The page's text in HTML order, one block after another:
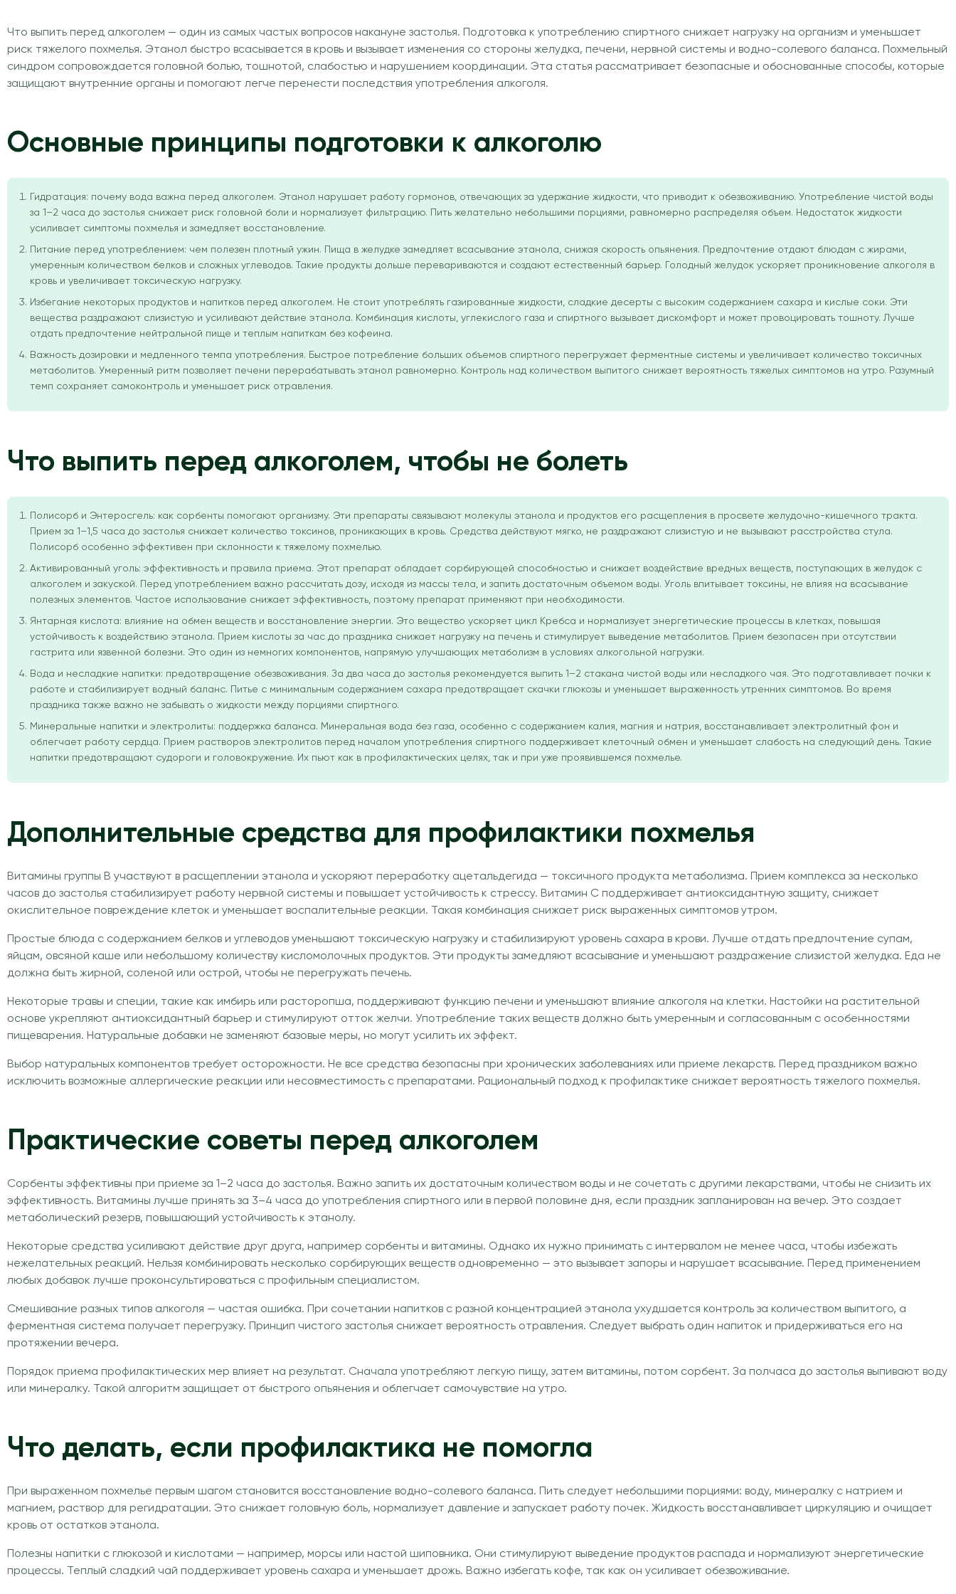
Что выпить перед алкоголем — один из самых частых вопросов накануне застолья. Подготовка к употреблению спиртного снижает нагрузку на организм и уменьшает
риск тяжелого похмелья. Этанол быстро всасывается в кровь и вызывает изменения со стороны желудка, печени, нервной системы и водно-солевого баланса. Похмельный
синдром сопровождается головной болью, тошнотой, слабостью и нарушением координации. Эта статья рассматривает безопасные и обоснованные способы, которые
защищают внутренние органы и помогают легче перенести последствия употребления алкоголя.
Основные принципы подготовки к алкоголю
Гидратация: почему вода важна перед алкоголем. Этанол нарушает работу гормонов, отвечающих за удержание жидкости, что приводит к обезвоживанию. Употребление чистой воды
за 1–2 часа до застолья снижает риск головной боли и нормализует фильтрацию. Пить желательно небольшими порциями, равномерно распределяя объем. Недостаток жидкости
усиливает симптомы похмелья и замедляет восстановление.
Питание перед употреблением: чем полезен плотный ужин. Пища в желудке замедляет всасывание этанола, снижая скорость опьянения. Предпочтение отдают блюдам с жирами,
умеренным количеством белков и сложных углеводов. Такие продукты дольше перевариваются и создают естественный барьер. Голодный желудок ускоряет проникновение алкоголя в
кровь и увеличивает токсическую нагрузку.
Избегание некоторых продуктов и напитков перед алкоголем. Не стоит употреблять газированные жидкости, сладкие десерты с высоким содержанием сахара и кислые соки. Эти
вещества раздражают слизистую и усиливают действие этанола. Комбинация кислоты, углекислого газа и спиртного вызывает дискомфорт и может провоцировать тошноту. Лучше
отдать предпочтение нейтральной пище и теплым напиткам без кофеина.
Важность дозировки и медленного темпа употребления. Быстрое потребление больших объемов спиртного перегружает ферментные системы и увеличивает количество токсичных
метаболитов. Умеренный ритм позволяет печени перерабатывать этанол равномерно. Контроль над количеством выпитого снижает вероятность тяжелых симптомов на утро. Разумный
темп сохраняет самоконтроль и уменьшает риск отравления.
Что выпить перед алкоголем, чтобы не болеть
Полисорб и Энтеросгель: как сорбенты помогают организму. Эти препараты связывают молекулы этанола и продуктов его расщепления в просвете желудочно-кишечного тракта.
Прием за 1–1,5 часа до застолья снижает количество токсинов, проникающих в кровь. Средства действуют мягко, не раздражают слизистую и не вызывают расстройства стула.
Полисорб особенно эффективен при склонности к тяжелому похмелью.
Активированный уголь: эффективность и правила приема. Этот препарат обладает сорбирующей способностью и снижает воздействие вредных веществ, поступающих в желудок с
алкоголем и закуской. Перед употреблением важно рассчитать дозу, исходя из массы тела, и запить достаточным объемом воды. Уголь впитывает токсины, не влияя на всасывание
полезных элементов. Частое использование снижает эффективность, поэтому препарат применяют при необходимости.
Янтарная кислота: влияние на обмен веществ и восстановление энергии. Это вещество ускоряет цикл Кребса и нормализует энергетические процессы в клетках, повышая
устойчивость к воздействию этанола. Прием кислоты за час до праздника снижает нагрузку на печень и стимулирует выведение метаболитов. Прием безопасен при отсутствии
гастрита или язвенной болезни. Это один из немногих компонентов, напрямую улучшающих метаболизм в условиях алкогольной нагрузки.
Вода и несладкие напитки: предотвращение обезвоживания. За два часа до застолья рекомендуется выпить 1–2 стакана чистой воды или несладкого чая. Это подготавливает почки к
работе и стабилизирует водный баланс. Питье с минимальным содержанием сахара предотвращает скачки глюкозы и уменьшает выраженность утренних симптомов. Во время
праздника также важно не забывать о жидкости между порциями спиртного.
Минеральные напитки и электролиты: поддержка баланса. Минеральная вода без газа, особенно с содержанием калия, магния и натрия, восстанавливает электролитный фон и
облегчает работу сердца. Прием растворов электролитов перед началом употребления спиртного поддерживает клеточный обмен и уменьшает слабость на следующий день. Такие
напитки предотвращают судороги и головокружение. Их пьют как в профилактических целях, так и при уже проявившемся похмелье.
Дополнительные средства для профилактики похмелья
Витамины группы B участвуют в расщеплении этанола и ускоряют переработку ацетальдегида — токсичного продукта метаболизма. Прием комплекса за несколько
часов до застолья стабилизирует работу нервной системы и повышает устойчивость к стрессу. Витамин С поддерживает антиоксидантную защиту, снижает
окислительное повреждение клеток и уменьшает воспалительные реакции. Такая комбинация снижает риск выраженных симптомов утром.
Простые блюда с содержанием белков и углеводов уменьшают токсическую нагрузку и стабилизируют уровень сахара в крови. Лучше отдать предпочтение супам,
яйцам, овсяной каше или небольшому количеству кисломолочных продуктов. Эти продукты замедляют всасывание и уменьшают раздражение слизистой желудка. Еда не
должна быть жирной, соленой или острой, чтобы не перегружать печень.
Некоторые травы и специи, такие как имбирь или расторопша, поддерживают функцию печени и уменьшают влияние алкоголя на клетки. Настойки на растительной
основе укрепляют антиоксидантный барьер и стимулируют отток желчи. Употребление таких веществ должно быть умеренным и согласованным с особенностями
пищеварения. Натуральные добавки не заменяют базовые меры, но могут усилить их эффект.
Выбор натуральных компонентов требует осторожности. Не все средства безопасны при хронических заболеваниях или приеме лекарств. Перед праздником важно
исключить возможные аллергические реакции или несовместимость с препаратами. Рациональный подход к профилактике снижает вероятность тяжелого похмелья.
Практические советы перед алкоголем
Сорбенты эффективны при приеме за 1–2 часа до застолья. Важно запить их достаточным количеством воды и не сочетать с другими лекарствами, чтобы не снизить их
эффективность. Витамины лучше принять за 3–4 часа до употребления спиртного или в первой половине дня, если праздник запланирован на вечер. Это создает
метаболический резерв, повышающий устойчивость к этанолу.
Некоторые средства усиливают действие друг друга, например сорбенты и витамины. Однако их нужно принимать с интервалом не менее часа, чтобы избежать
нежелательных реакций. Нельзя комбинировать несколько сорбирующих веществ одновременно — это вызывает запоры и нарушает всасывание. Перед применением
любых добавок лучше проконсультироваться с профильным специалистом.
Смешивание разных типов алкоголя — частая ошибка. При сочетании напитков с разной концентрацией этанола ухудшается контроль за количеством выпитого, а
ферментная система получает перегрузку. Принцип чистого застолья снижает вероятность отравления. Следует выбрать один напиток и придерживаться его на
протяжении вечера.
Порядок приема профилактических мер влияет на результат. Сначала употребляют легкую пищу, затем витамины, потом сорбент. За полчаса до застолья выпивают воду
или минералку. Такой алгоритм защищает от быстрого опьянения и облегчает самочувствие на утро.
Что делать, если профилактика не помогла
При выраженном похмелье первым шагом становится восстановление водно-солевого баланса. Пить следует небольшими порциями: воду, минералку с натрием и
магнием, раствор для регидратации. Это снижает головную боль, нормализует давление и запускает работу почек. Жидкость восстанавливает циркуляцию и очищает
кровь от остатков этанола.
Полезны напитки с глюкозой и кислотами — например, морсы или настой шиповника. Они стимулируют выведение продуктов распада и нормализуют энергетические
процессы. Теплый сладкий чай поддерживает уровень сахара и уменьшает дрожь. Важно избегать кофе, так как он усиливает обезвоживание.